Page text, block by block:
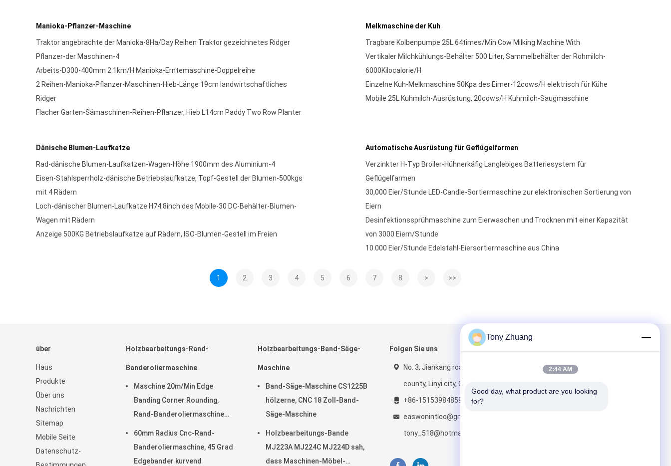
Manioka-Pflanzer-Maschine
Traktor angebrachte der Manioka-8Ha/Day Reihen Traktor gezeichnetes Ridger
Pflanzer-der Maschinen-4
Arbeits-D300-400mm 2.1km/H Manioka-Erntemaschine-Doppelreihe
2 Reihen-Manioka-Pflanzer-Maschinen-Hieb-Länge 19cm landwirtschaftliches
Ridger
Flacher Garten-Sämaschinen-Reihen-Pflanzer, Hieb L14cm Paddy Two Row Planter
Melkmaschine der Kuh
Tragbare Kolbenpumpe 25L 64times/Min Cow Milking Machine With
Vertikaler Milchkühlungs-Behälter 500 Liter, Sammelbehälter der Rohmilch-
6000Kilocalorie/H
Einzelne Kuh-Melkmaschine 50Kpa des Eimer-12cows/H elektrisch für Kühe
Mobile 25L Kuhmilch-Ausrüstung, 20cows/H Kuhmilch-Saugmaschine
Dänische Blumen-Laufkatze
Rad-dänische Blumen-Laufkatzen-Wagen-Höhe 1900mm des Aluminium-4
Eisen-Stahlsperrholz-dänische Betriebslaufkatze, Topf-Gestell der Blumen-500kgs
mit 4 Rädern
Loch-dänischer Blumen-Laufkatze H74.8inch des Mobile-30 DC-Behälter-Blumen-
Wagen mit Rädern
Anzeige 500KG Betriebslaufkatze auf Rädern, ISO-Blumen-Gestell im Freien
Automatische Ausrüstung für Geflügelfarmen
Verzinkter H-Typ Broiler-Hühnerkäfig Langlebiges Batteriesystem für
Geflügelfarmen
30,000 Eier/Stunde LED-Candle-Sortiermaschine zur elektronischen Sortierung von
Eiern
Desinfektionssprühmaschine zum Eierwaschen und Trocknen mit einer Kapazität
von 3000 Eiern/Stunde
10.000 Eier/Stunde Edelstahl-Eiersortiermaschine aus China
1 2 3 4 5 6 7 8 > >>
über
Haus
Produkte
Über uns
Nachrichten
Sitemap
Mobile Seite
Datenschutz-
Holzbearbeitungs-Rand-
Banderoliermaschine
Maschine 20m/Min Edge
Banding Corner Rounding,
Rand-Banderoliermaschine
60mm Radius Cnc-Rand-
Banderoliermaschine, 45 Grad
Edgebander kurvend
Holzbearbeitungs-Band-Säge-
Maschine
Band-Säge-Maschine CS1225B
hölzerne, CNC 18 Zoll-Band-
Säge-Maschine
Holzbearbeitungs-Bande
MJ223A MJ224C MJ224D sah,
dass Maschinen-Möbel-
Folgen Sie uns
No. 3, Jiankang road, Yishui
county, Linyi city, China
+86-15153984859
easwonintlco@gmail.com;
tony_518@hotmail.com
Tony Zhuang
2:44 AM
Good day, what product are you looking
for?